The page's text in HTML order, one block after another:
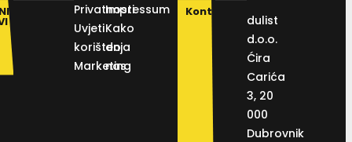
Privatnosti
Uvjeti
korištenja
Marketing
Impressum
Kako
do
nas
Kontakt
dulist
d.o.o.
Ćira
Carića
3, 20
000
Dubrovnik